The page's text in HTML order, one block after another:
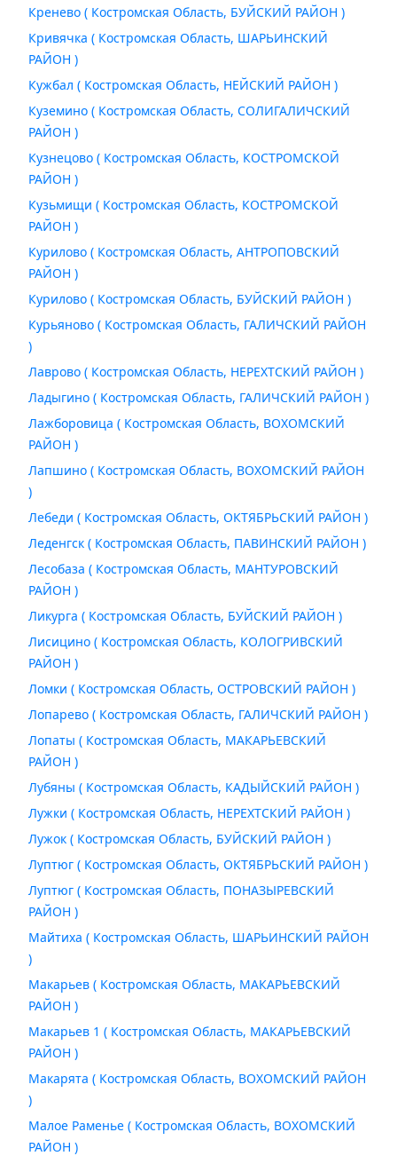
Кренево ( Костромская Область, БУЙСКИЙ РАЙОН )
Кривячка ( Костромская Область, ШАРЬИНСКИЙ
РАЙОН )
Кужбал ( Костромская Область, НЕЙСКИЙ РАЙОН )
Куземино ( Костромская Область, СОЛИГАЛИЧСКИЙ
РАЙОН )
Кузнецово ( Костромская Область, КОСТРОМСКОЙ
РАЙОН )
Кузьмищи ( Костромская Область, КОСТРОМСКОЙ
РАЙОН )
Курилово ( Костромская Область, АНТРОПОВСКИЙ
РАЙОН )
Курилово ( Костромская Область, БУЙСКИЙ РАЙОН )
Курьяново ( Костромская Область, ГАЛИЧСКИЙ РАЙОН
)
Лаврово ( Костромская Область, НЕРЕХТСКИЙ РАЙОН )
Ладыгино ( Костромская Область, ГАЛИЧСКИЙ РАЙОН )
Лажборовица ( Костромская Область, ВОХОМСКИЙ
РАЙОН )
Лапшино ( Костромская Область, ВОХОМСКИЙ РАЙОН
)
Лебеди ( Костромская Область, ОКТЯБРЬСКИЙ РАЙОН )
Леденгск ( Костромская Область, ПАВИНСКИЙ РАЙОН )
Лесобаза ( Костромская Область, МАНТУРОВСКИЙ
РАЙОН )
Ликурга ( Костромская Область, БУЙСКИЙ РАЙОН )
Лисицино ( Костромская Область, КОЛОГРИВСКИЙ
РАЙОН )
Ломки ( Костромская Область, ОСТРОВСКИЙ РАЙОН )
Лопарево ( Костромская Область, ГАЛИЧСКИЙ РАЙОН )
Лопаты ( Костромская Область, МАКАРЬЕВСКИЙ
РАЙОН )
Лубяны ( Костромская Область, КАДЫЙСКИЙ РАЙОН )
Лужки ( Костромская Область, НЕРЕХТСКИЙ РАЙОН )
Лужок ( Костромская Область, БУЙСКИЙ РАЙОН )
Луптюг ( Костромская Область, ОКТЯБРЬСКИЙ РАЙОН )
Луптюг ( Костромская Область, ПОНАЗЫРЕВСКИЙ
РАЙОН )
Майтиха ( Костромская Область, ШАРЬИНСКИЙ РАЙОН
)
Макарьев ( Костромская Область, МАКАРЬЕВСКИЙ
РАЙОН )
Макарьев 1 ( Костромская Область, МАКАРЬЕВСКИЙ
РАЙОН )
Макарята ( Костромская Область, ВОХОМСКИЙ РАЙОН
)
Малое Раменье ( Костромская Область, ВОХОМСКИЙ
РАЙОН )